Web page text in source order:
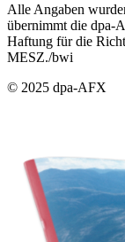
Alle Angaben
übernimmt die dpa-
Haftung für die
MESZ./bwi
© 2025 dpa-AFX